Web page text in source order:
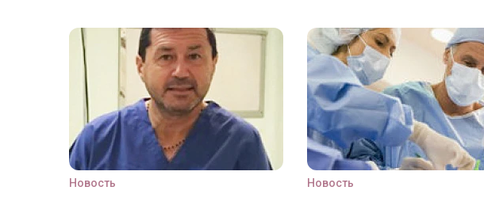
Новость Новость